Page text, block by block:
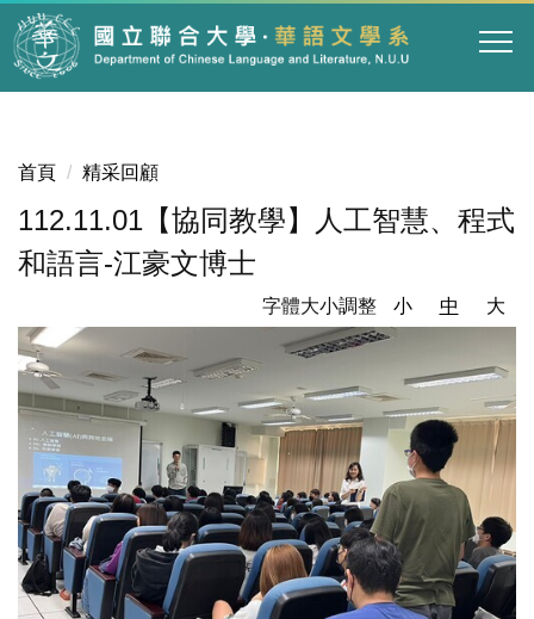
跳
到
主
容
首頁 精采回顧
112.11.01【協同教學】人工智慧、程式
和語言-江豪文博士
字體大小調整 小 中 大